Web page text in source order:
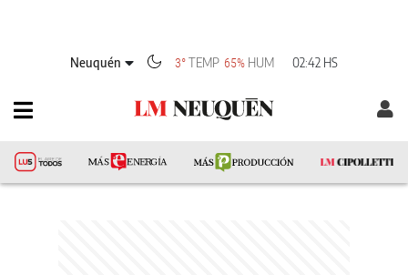
Neuquén 3°TEMP 65% HUM 02:42 HS